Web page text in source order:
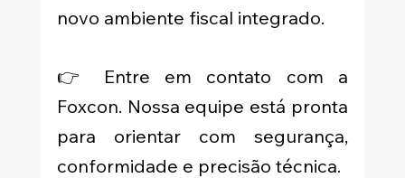
novo ambiente fiscal integrado.
👉 Entre em contato com a
Foxcon. Nossa equipe está pronta
para orientar com segurança,
conformidade e precisão técnica.